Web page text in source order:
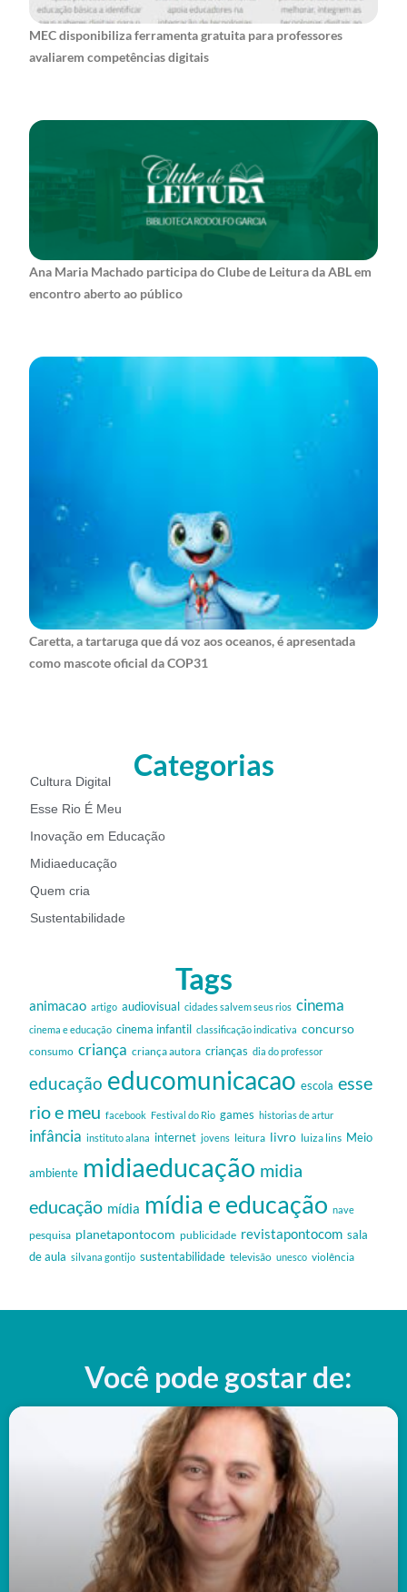
MEC disponibiliza ferramenta gratuita para professores
avaliarem competências digitais
Ana Maria Machado participa do Clube de Leitura da ABL em
encontro aberto ao público
Caretta, a tartaruga que dá voz aos oceanos, é apresentada
como mascote oficial da COP31
Categorias
Cultura Digital
Esse Rio É Meu
Inovação em Educação
Midiaeducação
Quem cria
Sustentabilidade
Tags
animacao artigo audiovisual cidades salvem seus rios cinema
cinema e educação cinema infantil classificação indicativa concurso
consumo criança criança autora crianças dia do professor
educação educomunicacao escola esse
rio e meu facebook Festival do Rio games historias de artur
infância instituto alana internet jovens leitura livro luiza lins Meio
ambiente midiaeducação midia
educação mídia mídia e educação nave
pesquisa planetapontocom publicidade revistapontocom sala
de aula silvana gontijo sustentabilidade televisão unesco violência
Você pode gostar de: